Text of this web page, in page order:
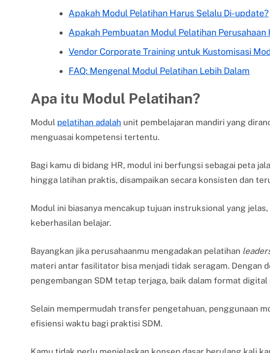
Apakah Modul Pelatihan Harus Selalu Di-update?
Apakah Pembuatan Modul Pelatihan
Vendor Corporate Training untuk Kustomisasi
FAQ: Mengenal Modul Pelatihan Lebih Dalam
Apa itu Modul Pelatihan?
Modul pelatihan adalah unit pembelajaran mandiri yang
menguasai kompetensi tertentu.
Bagi kamu di bidang HR, modul ini berfungsi sebagai peta
hingga latihan praktis, disampaikan secara konsisten dan
Modul ini biasanya mencakup tujuan instruksional yang
keberhasilan belajar.
Bayangkan jika perusahaanmu mengadakan pelatihan
materi antar fasilitator bisa menjadi tidak seragam. Dengan
pengembangan SDM tetap terjaga, baik dalam format digital
Selain mempermudah transfer pengetahuan, penggunaan
efisiensi waktu bagi praktisi SDM.